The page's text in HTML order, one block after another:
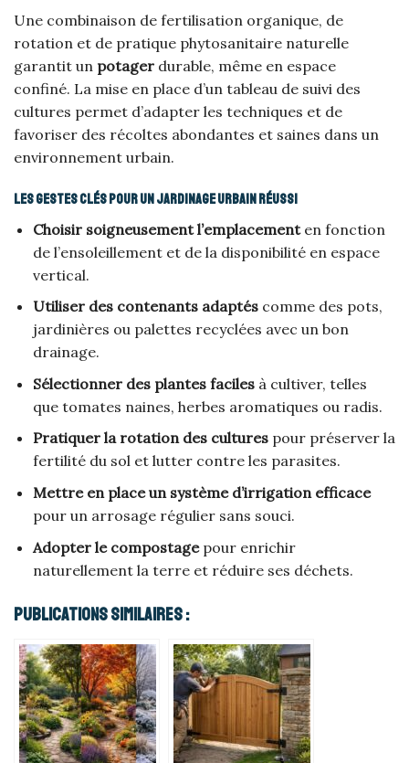
Une combinaison de fertilisation organique, de
rotation et de pratique phytosanitaire naturelle
garantit un potager durable, même en espace
confiné. La mise en place d’un tableau de suivi des
cultures permet d’adapter les techniques et de
favoriser des récoltes abondantes et saines dans un
environnement urbain.
Les gestes clés pour un jardinage urbain réussi
Choisir soigneusement l’emplacementen fonction
de l’ensoleillement et de la disponibilité en espace
vertical.
Utiliser des contenants adaptéscomme des pots,
jardinières ou palettes recyclées avec un bon
drainage.
Sélectionner des plantes facilesà cultiver, telles
que tomates naines, herbes aromatiques ou radis.
Pratiquer la rotation des culturespour préserver la
fertilité du sol et lutter contre les parasites.
Mettre en place un système d’irrigation efficace
pour un arrosage régulier sans souci.
Adopter le compostagepour enrichir
naturellement la terre et réduire ses déchets.
Publications Similaires :